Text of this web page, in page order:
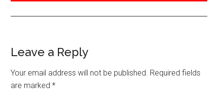
Reader
Interactions
Leave a Reply
Your email address will not be published. Required fields
are marked*